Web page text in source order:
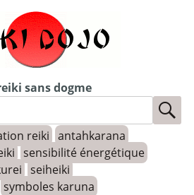
sans dogme
reiki antahkarana
sensibilité énergétique
seiheiki
symboles karuna